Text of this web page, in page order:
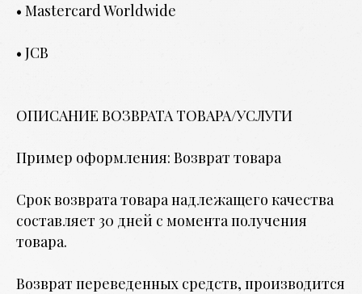
• Mastercard Worldwide
• JCB
ОПИСАНИЕ ВОЗВРАТА ТОВАРА/УСЛУГИ
Пример оформления: Возврат товара
Срок возврата товара надлежащего качества
составляет 30 дней с момента получения
товара.
Возврат переведенных средств, производится